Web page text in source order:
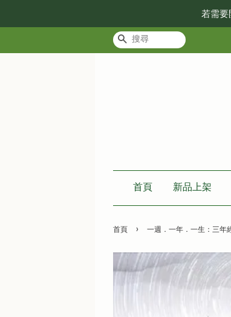
若需
搜尋
首頁 新品上架
首頁 › 一週．一年．一生：三年